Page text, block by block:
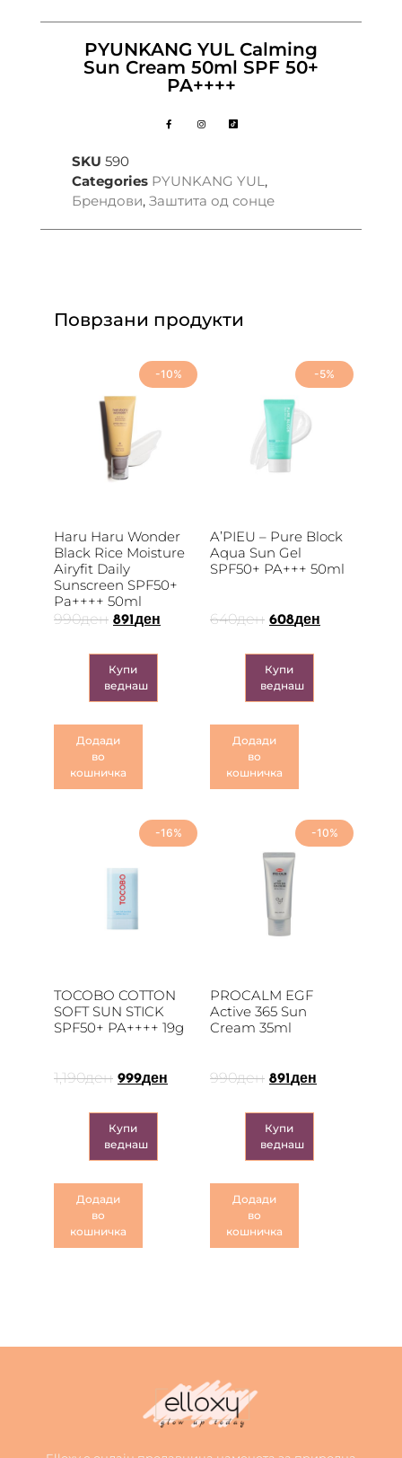
PYUNKANG YUL Calming
Sun Cream 50ml SPF 50+
PA++++
SKU 590
Categories PYUNKANG YUL ,
Брендови, Заштита од сонце
Поврзани продукти
-10%
Haru Haru Wonder
Black Rice Moisture
Airyfit Daily
Sunscreen SPF50+
Pa++++ 50ml
990ден 891 ден
Купи
веднаш
Додади
во
кошничка
-5%
A’PIEU – Pure Block
Aqua Sun Gel
SPF50+ PA+++ 50ml
640ден 608ден
Купи
веднаш
Додади
во
кошничка
-16%
TOCOBO COTTON
SOFT SUN STICK
SPF50+ PA++++ 19g
1,190ден 999ден
Купи
веднаш
Додади
во
кошничка
-10%
PROCALM EGF
Active 365 Sun
Cream 35ml
990ден 891 ден
Купи
веднаш
Додади
во
кошничка